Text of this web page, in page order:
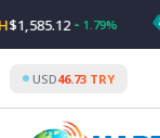
to
content
1.79%
USD46.73 TRY